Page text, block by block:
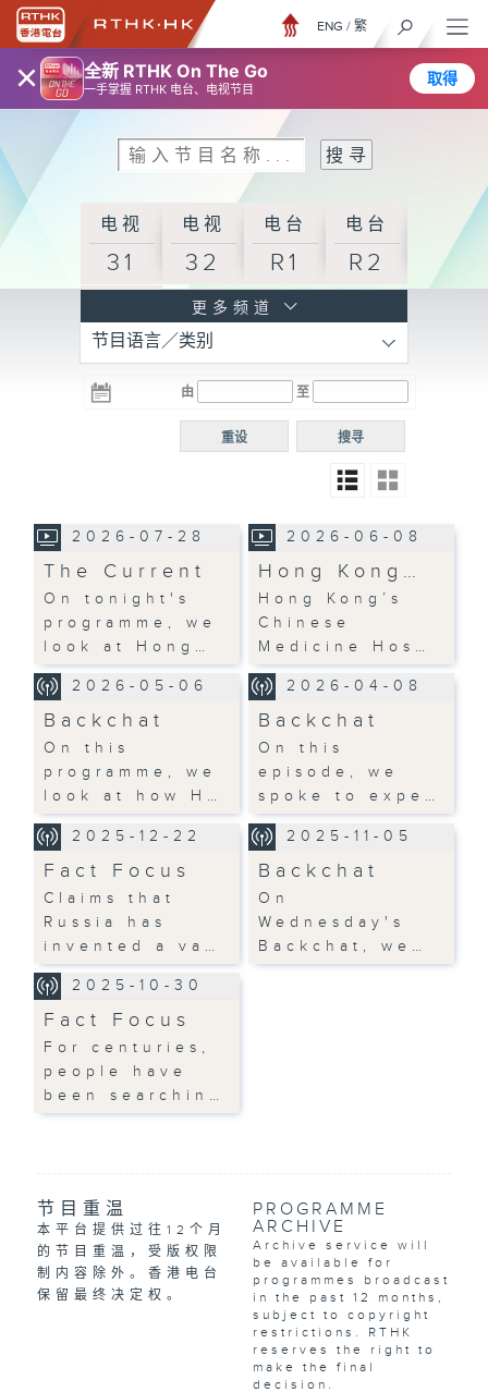
× 全新 RTHK On The Go
一手掌握 RTHK 电台、电视节目
取得
ENG / 繁
电视
31
电视
32
电台
R1
电台
R2
R3
电台 电台
R5
电台
普通
更多频道
节目语言／类别
由 至
搜寻
重设
2026-07-28
The Current
On tonight's
programme, we
look at Hong…
2026-06-08
Hong Kong…
Hong Kong’s
Chinese
Medicine Hos…
2026-05-06
Backchat
On this
programme, we
look at how H…
2026-04-08
Backchat
On this
episode, we
spoke to expe…
2025-12-22
Fact Focus
Claims that
Russia has
invented a va…
2025-11-05
Backchat
On
Wednesday's
Backchat, we…
2025-10-30
Fact Focus
For centuries,
people have
been searchin…
节目重温
本平台提供过往12个月
的节目重温，受版权限
制内容除外。香港电台
保留最终决定权。
PROGRAMME
ARCHIVE
Archive service will
be available for
programmes broadcast
in the past 12 months,
subject to copyright
restrictions. RTHK
reserves the right to
make the final
decision.